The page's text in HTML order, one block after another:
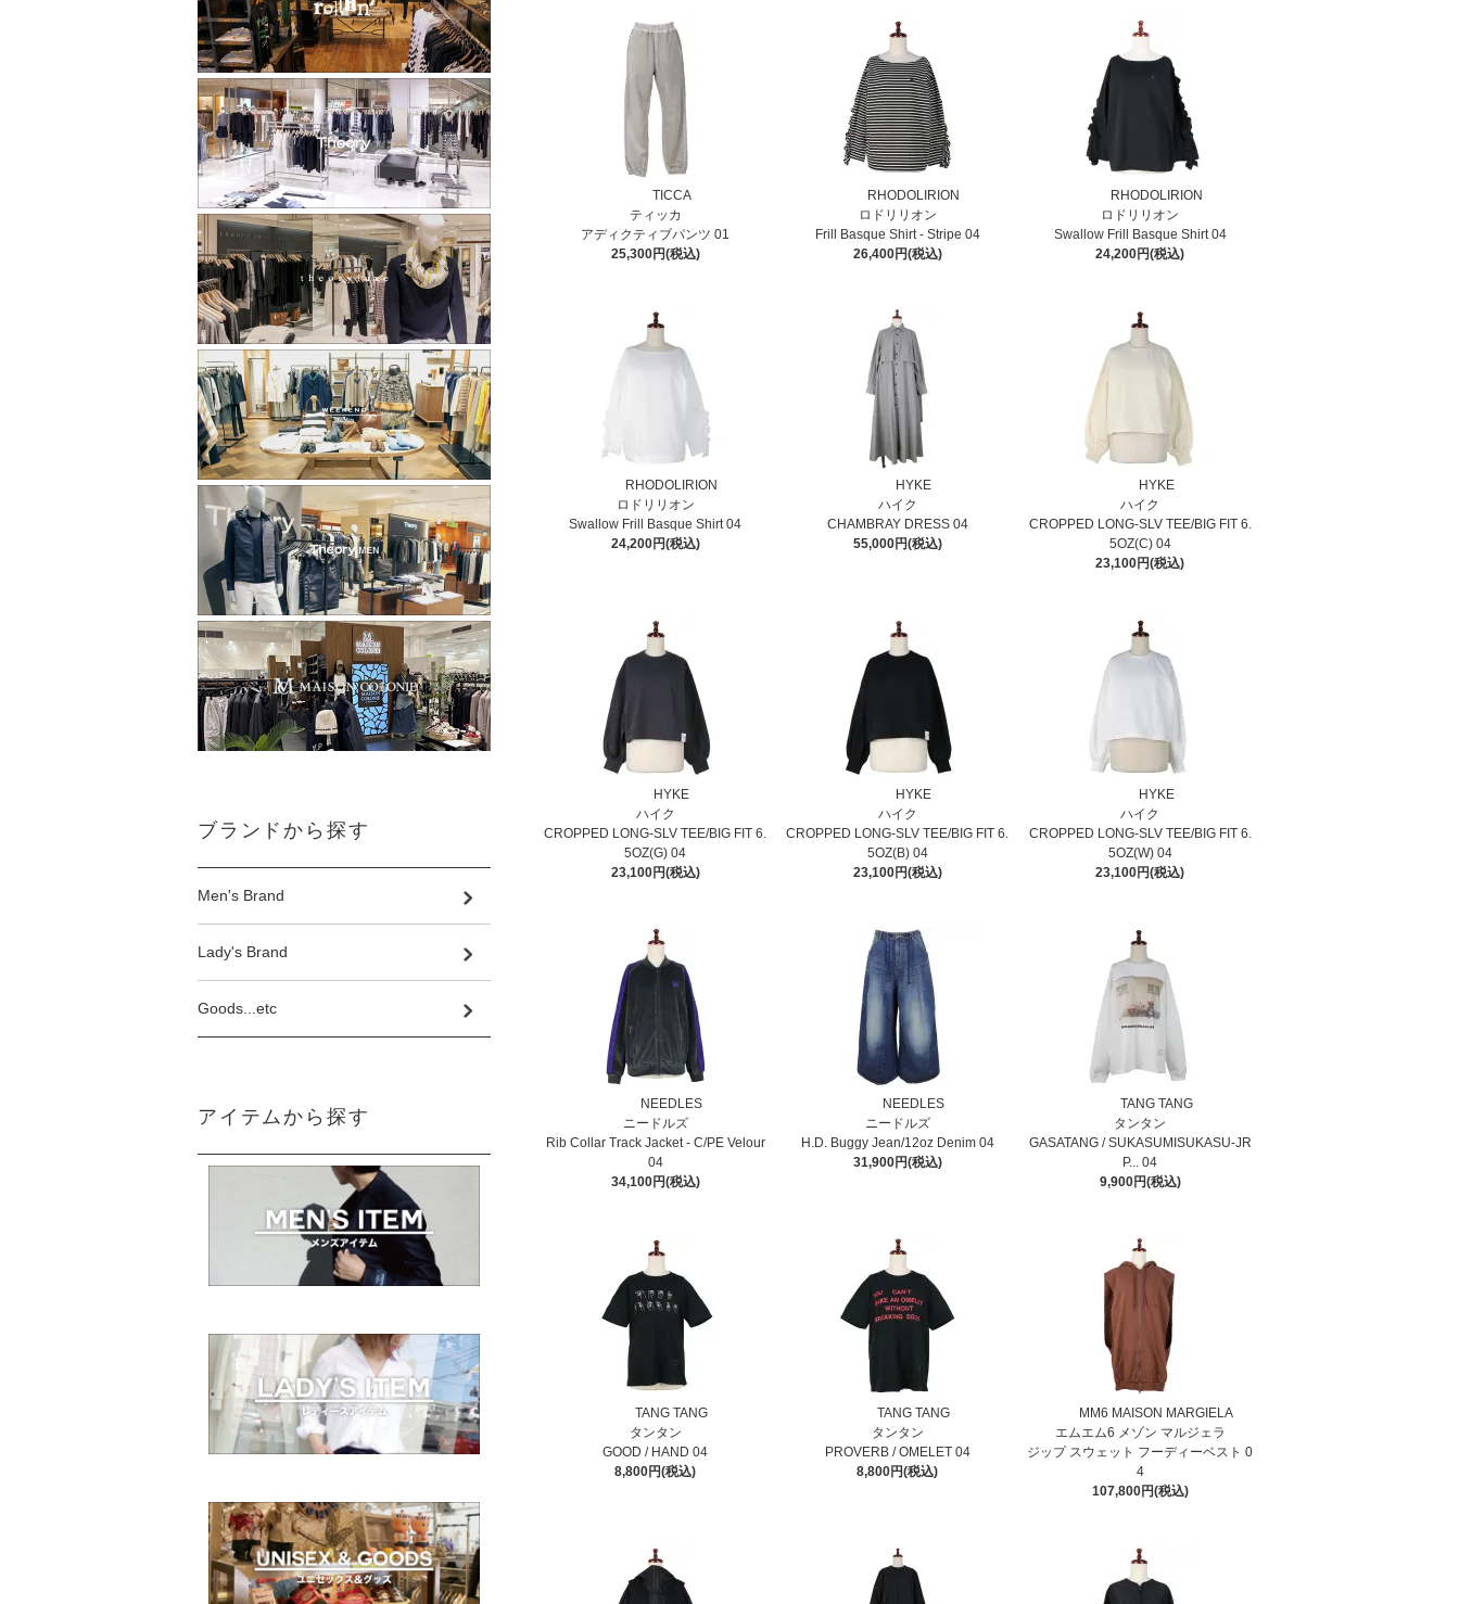
TICCA
ティッカ
アディクティブパンツ 01
25,300円(税込)
RHODOLIRION
ロドリリオン
Frill Basque Shirt - Stripe 04
26,400円(税込)
RHODOLIRION
ロドリリオン
Swallow Frill Basque Shirt 04
24,200円(税込)
RHODOLIRION
ロドリリオン
Swallow Frill Basque Shirt 04
24,200円(税込)
HYKE
ハイク
CHAMBRAY DRESS 04
55,000円(税込)
HYKE
ハイク
CROPPED LONG-SLV TEE/BIG FIT 6.
5OZ(C) 04
23,100円(税込)
HYKE
ハイク
CROPPED LONG-SLV TEE/BIG FIT 6.
5OZ(G) 04
23,100円(税込)
HYKE
ハイク
CROPPED LONG-SLV TEE/BIG FIT 6.
5OZ(B) 04
23,100円(税込)
HYKE
ハイク
CROPPED LONG-SLV TEE/BIG FIT 6.
5OZ(W) 04
23,100円(税込)
NEEDLES
ニードルズ
Rib Collar Track Jacket - C/PE Velour
04
34,100円(税込)
NEEDLES
ニードルズ
H.D. Buggy Jean/12oz Denim 04
31,900円(税込)
TANG TANG
タンタン
GASATANG / SUKASUMISUKASU-JR
P... 04
9,900円(税込)
TANG TANG
タンタン
GOOD / HAND 04
8,800円(税込)
TANG TANG
タンタン
PROVERB / OMELET 04
8,800円(税込)
MM6 MAISON MARGIELA
エムエム6 メゾン マルジェラ
ジップ スウェット フーディーベスト 0
4
107,800円(税込)
ブランドから探す
Men's Brand
Lady's Brand
Goods...etc
アイテムから探す